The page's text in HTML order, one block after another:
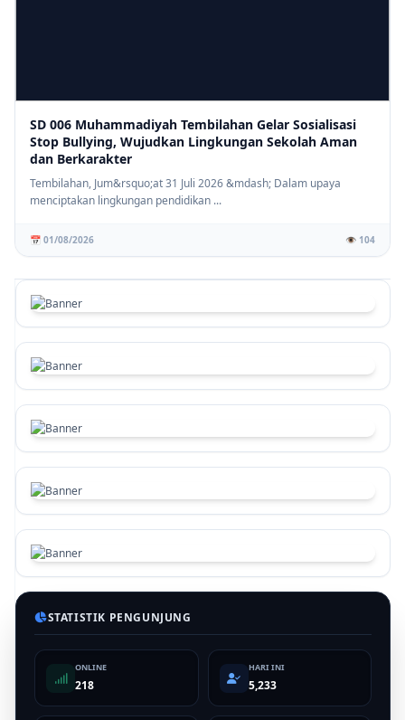
SD 006 Muhammadiyah Tembilahan Gelar Sosialisasi
Stop Bullying, Wujudkan Lingkungan Sekolah Aman
dan Berkarakter
Tembilahan, Jum&rsquo;at 31 Juli 2026 &mdash; Dalam upaya
menciptakan lingkungan pendidikan ...
📅 01/08/2026 👁️ 104
STATISTIK PENGUNJUNG
ONLINE
218
HARI INI
5,233